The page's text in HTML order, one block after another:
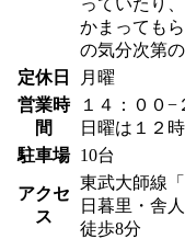
っていたり
かまっても
の気分次第の
定休日
月曜
営業時
間
１４：００−
日曜は１２
駐車場 10台
アクセ
ス
東武大師線
日暮里・舎
徒歩8分